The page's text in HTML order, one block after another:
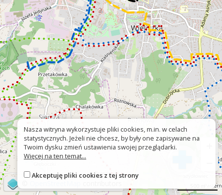
Nasza witryna wykorzystuje pliki cookies, m.in. w celach
statystycznych. Jeżeli nie chcesz, by były one zapisywane na
Twoim dysku zmień ustawienia swojej przeglądarki.
Więcej na ten temat...
Akceptuję pliki cookies z tej strony